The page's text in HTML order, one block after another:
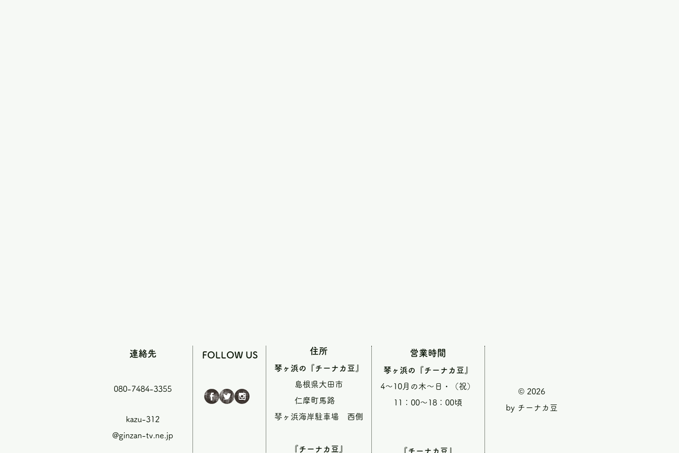
連絡先
080-7484-3355
kazu-312
@ginzan-tv.ne.jp
FOLLOW US 住所
琴ヶ浜の『チーナカ豆』
島根県大田市
仁摩町馬路
琴ヶ浜海岸駐車場 西側
『チーナカ豆』
営業時間
琴ヶ浜の『チーナカ豆』
4～10月の木～日・（祝）
11：00～18：00頃
『チーナカ豆』
© 2026
by チーナカ豆